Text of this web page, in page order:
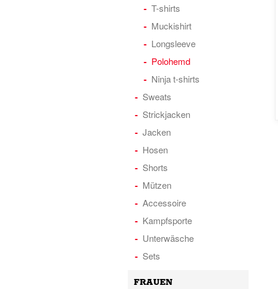
T-shirts
Muckishirt
Longsleeve
Polohemd
Ninja t-shirts
Sweats
Strickjacken
Jacken
Hosen
Shorts
Mützen
Accessoire
Kampfsporte
Unterwäsche
Sets
FRAUEN